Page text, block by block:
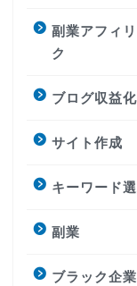
副業アフィ
ク
ブログ収益化
サイト作成
キーワード
副業
ブラック企業